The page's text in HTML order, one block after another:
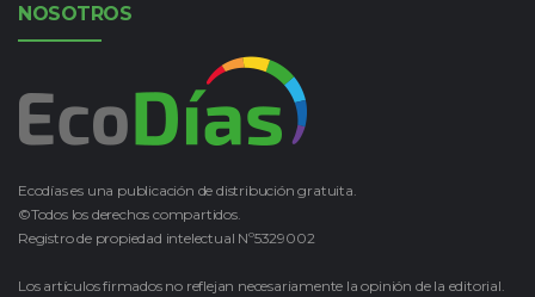
NOSOTROS
Ecodías es una publicación de distribución gratuita.
©Todos los derechos compartidos.
Registro de propiedad intelectual Nº5329002
Los artículos firmados no reflejan necesariamente la opinión de la editorial.